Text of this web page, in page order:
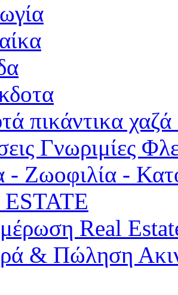
πικάντικα χαζά
Γνωριμίες
Ζωοφιλία -
Real
& Πώληση